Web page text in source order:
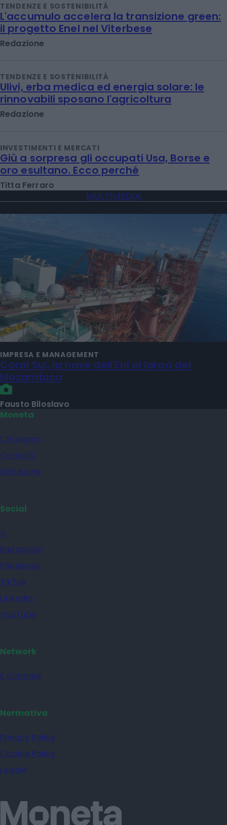
TENDENZE E SOSTENIBILITÀ
L'accumulo accelera la transizione green:
il progetto Enel nel Viterbese
Redazione
TENDENZE E SOSTENIBILITÀ
Ulivi, erba medica ed energia solare: le
rinnovabili sposano l'agricoltura
Redazione
INVESTIMENTI E MERCATI
Giù a sorpresa gli occupati Usa, Borse e
oro esultano. Ecco perché
Titta Ferraro
MULTIMEDIA
IMPRESA E MANAGEMENT
Coral Sul, la nave dell'Eni al largo del
Mozambico
Fausto Biloslavo
Moneta
Chi siamo
Contatti
Diffusione
Social
X
Instagram
Facebook
TikTok
Linkedin
YouTube
Network
il Giornale
Normativa
Privacy Policy
Cookie Policy
Legale